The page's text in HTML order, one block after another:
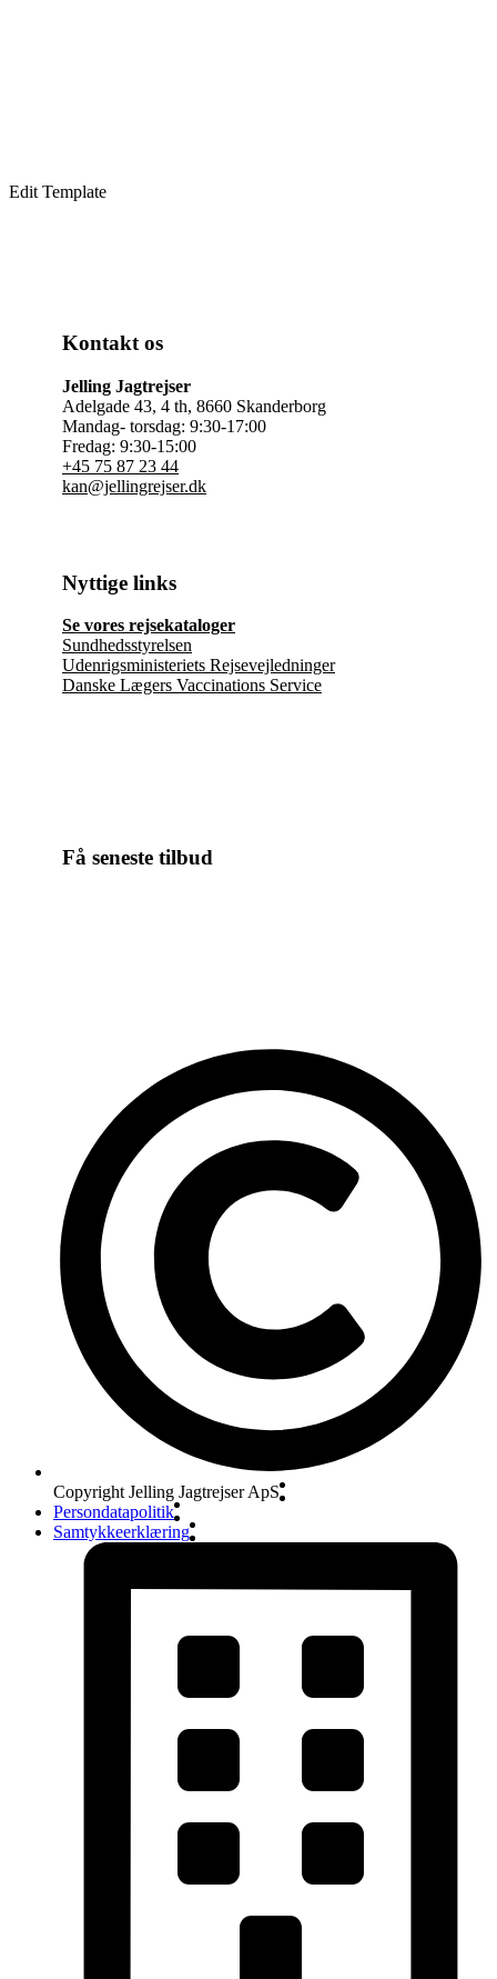
Edit Template
Kontakt os
Jelling Jagtrejser
Adelgade 43, 4 th, 8660 Skanderborg
Mandag- torsdag: 9:30-17:00
Fredag: 9:30-15:00
+45 75 87 23 44
kan@jellingrejser.dk
Nyttige links
Se vores rejsekataloger
Sundhedsstyrelsen
Udenrigsministeriets Rejsevejledninger
Danske Lægers Vaccinations Service
Få seneste tilbud
Copyright Jelling Jagtrejser ApS
Persondatapolitik
Samtykkeerklæring